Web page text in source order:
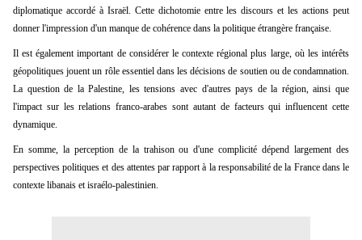
diplomatique accordé à Israël. Cette dichotomie entre les discours et les actions peut
donner l'impression d'un manque de cohérence dans la politique étrangère française.
Il est également important de considérer le contexte régional plus large, où les intérêts
géopolitiques jouent un rôle essentiel dans les décisions de soutien ou de condamnation.
La question de la Palestine, les tensions avec d'autres pays de la région, ainsi que
l'impact sur les relations franco-arabes sont autant de facteurs qui influencent cette
dynamique.
En somme, la perception de la trahison ou d'une complicité dépend largement des
perspectives politiques et des attentes par rapport à la responsabilité de la France dans le
contexte libanais et israélo-palestinien.